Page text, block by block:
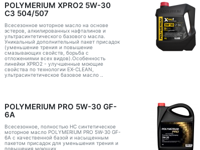
POLYMERIUM XPRO2 5W-30
C3 504/507
Всесезонное моторное масло на основе
эстеров, алкилированных нафталинов и
ультрасинтетического базового масла.
Уникальный дополнительный пакет присадок
(уменьшение трения и повышение
смазывающих свойств, борьба с
отложениями всех видов).Особенность
линейки XPRO2 - улучшенные моющие
свойства по технологии EX-CLEAN,
ультрасинтетическое базовое масло ..
POLYMERIUM PRO 5W-30 GF-
6A
Всесезонное, полностью HC синтетическое
моторное масло POLYMERIUM PRO 5W-30 GF-
6A с качественной базой и насыщенным
пакетом присадок для уменьшения трения и
повышения моющих